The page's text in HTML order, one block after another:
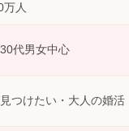
万人
代男女中心
つけたい・大人の婚活